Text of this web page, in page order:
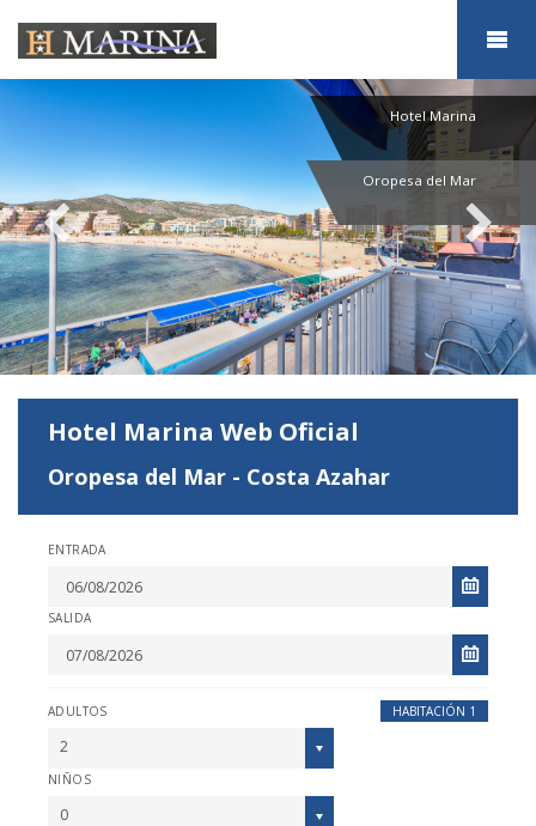
Hotel Marina
Oropesa del Mar
Hotel Marina Web Oficial
Oropesa del Mar - Costa Azahar
ENTRADA
SALIDA
HABITACIÓN 1
ADULTOS
2
NIÑOS
0